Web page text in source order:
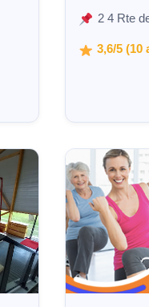
2 4 Rte
3,6/5 (10